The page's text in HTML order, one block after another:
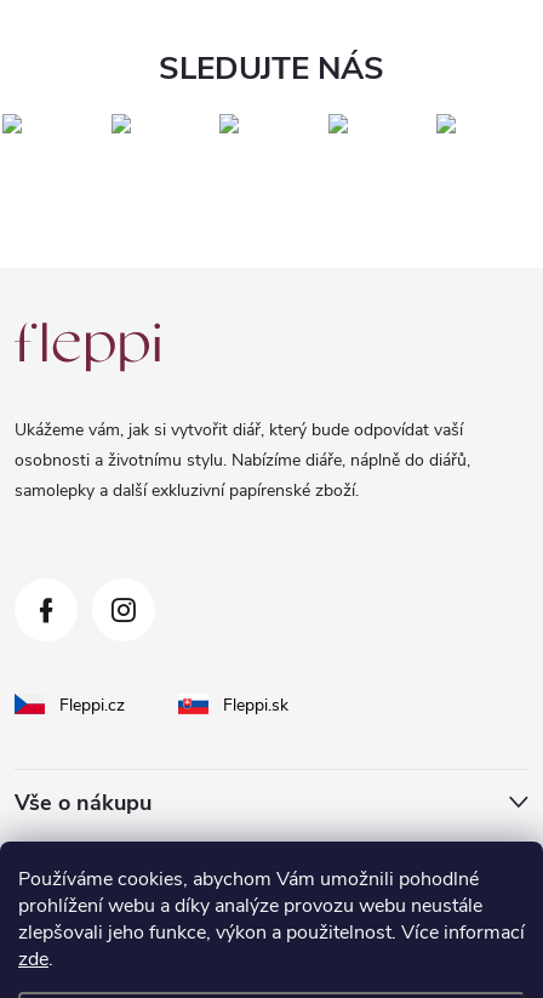
Používáme cookies, abychom Vám umožnili pohodlné
prohlížení webu a díky analýze provozu webu neustále
zlepšovali jeho funkce, výkon a použitelnost. Více informací
zde.
SLEDUJTE NÁS
á
Ukážeme vám, jak si vytvořit diář, který bude odpovídat vaší
osobnosti a životnímu stylu. Nabízíme diáře, náplně do diářů,
samolepky a další exkluzivní papírenské zboží.
Fleppi.cz Fleppi.sk
Vše o nákupu
O Fleppi
Inspirace pro vás